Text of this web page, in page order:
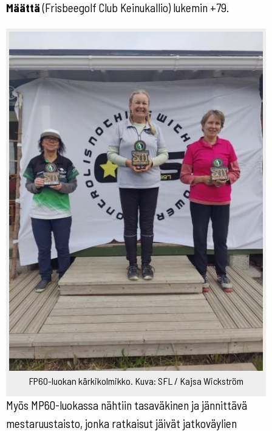
Määttä(Frisbeegolf Club Keinukallio) lukemin +79.
FP60-luokan kärkikolmikko. Kuva: SFL / Kajsa Wickström
Myös MP60-luokassa nähtiin tasaväkinen ja jännittävä
mestaruustaisto, jonka ratkaisut jäivät jatkoväylien